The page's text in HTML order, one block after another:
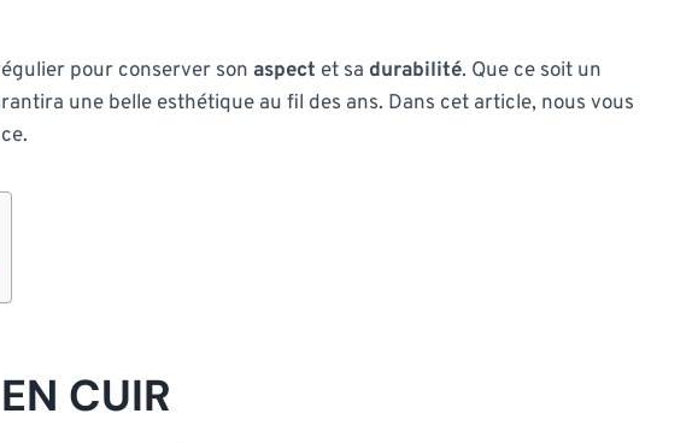
pour conserver son aspect et sa durabilité. Que ce soit un
une belle esthétique au fil des ans. Dans cet article, nous vous
CUIR